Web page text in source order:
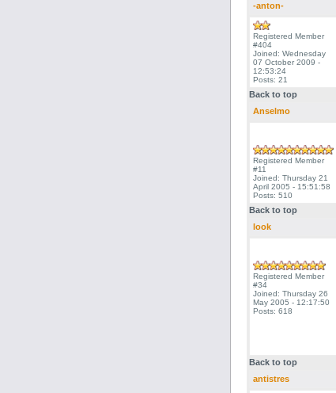
-anton-
Registered Member
#404
Joined: Wednesday
07 October 2009 -
12:53:24
Posts: 21
Back to top
Anselmo
Registered Member
#11
Joined: Thursday 21
April 2005 - 15:51:58
Posts: 510
Back to top
look
Registered Member
#34
Joined: Thursday 26
May 2005 - 12:17:50
Posts: 618
Back to top
antistres